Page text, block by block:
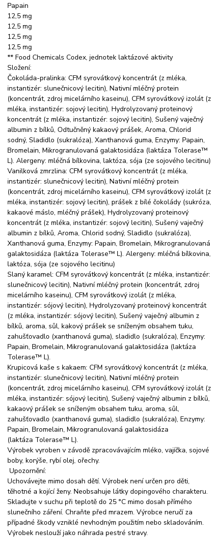
Papain
12,5 mg
12,5 mg
12,5 mg
12,5 mg
** Food Chemicals Codex, jednotek laktázové aktivity
Složení:
Čokoláda-pralinka: CFM syrovátkový koncentrát (z mléka,
instantizér: slunečnicový lecitin), Nativní mléčný protein
(koncentrát, zdroj micelárního kaseinu), CFM syrovátkový izolát (z
mléka, instantizér: sojový lecitin), Hydrolyzovaný proteinový
koncentrát (z mléka, instantizér: sojový lecitin), Sušený vaječný
albumin z bílků, Odtučněný kakaový prášek, Aroma, Chlorid
sodný, Sladidlo (sukralóza), Xanthanová guma, Enzymy: Papain,
Bromelain, Mikrogranulovaná galaktosidáza (laktáza Tolerase™
L). Alergeny: mléčná bílkovina, laktóza, sója (ze sojového lecitinu)
Vanilková zmrzlina: CFM syrovátkový koncentrát (z mléka,
instantizér: slunečnicový lecitin), Nativní mléčný protein
(koncentrát, zdroj micelárního kaseinu), CFM syrovátkový izolát (z
mléka, instantizér: sojový lecitin), prášek z bílé čokolády (sukróza,
kakaové máslo, mléčný prášek), Hydrolyzovaný proteinový
koncentrát (z mléka, instantizér: sojový lecitin), Sušený vaječný
albumin z bílků, Aroma, Chlorid sodný, Sladidlo (sukralóza),
Xanthanová guma, Enzymy: Papain, Bromelain, Mikrogranulovaná
galaktosidáza (laktáza Tolerase™ L). Alergeny: mléčná bílkovina,
laktóza, sója (ze sojového lecitinu)
Slaný karamel: CFM syrovátkový koncentrát (z mléka, instantizér:
slunečnicový lecitin), Nativní mléčný protein (koncentrát, zdroj
micelárního kaseinu), CFM syrovátkový izolát (z mléka,
instantizér: sójový lecitin), Hydrolyzovaný proteinový koncentrát
(z mléka, instantizér: sójový lecitin), Sušený vaječný albumin z
bílků, aroma, sůl, kakový prášek se sníženým obsahem tuku,
zahušťovadlo (xanthanová guma), sladidlo (sukralóza), Enzymy:
Papain, Bromelain, Mikrogranulovaná galaktosidáza (laktáza
Tolerase™ L).
Krupicová kaše s kakaem: CFM syrovátkový koncentrát (z mléka,
instantizér: slunečnicový lecitin), Nativní mléčný protein
(koncentrát, zdroj micelárního kaseinu), CFM syrovátkový izolát (z
mléka, instantizér: sójový lecitin), Sušený vaječný albumin z bílků,
kakaový prášek se sníženým obsahem tuku, aroma, sůl,
zahušťovadlo (xanthanová guma), sladidlo (sukralóza), Enzymy:
Papain, Bromelain, Mikrogranulovaná galaktosidáza
(laktáza Tolerase™ L).
Výrobek vyroben v závodě zpracovávajícím mléko, vajíčka, sojové
boby, korýše, rybí olej, ořechy.
Upozornění:
Uchovávejte mimo dosah dětí. Výrobek není určen pro děti,
těhotné a kojící ženy. Neobsahuje látky dopingového charakteru.
Skladujte v suchu při teplotě do 25 °C mimo dosah přímého
slunečního záření. Chraňte před mrazem. Výrobce neručí za
případné škody vzniklé nevhodným použitím nebo skladováním.
Výrobek neslouží jako náhrada pestré stravy.